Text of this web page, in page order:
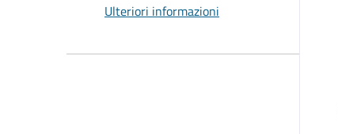
Ulteriori informazioni